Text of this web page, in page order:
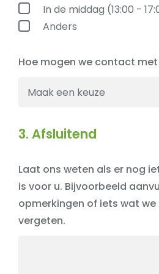
In de middag (13:00 -
Anders
Hoe mogen we contact
3. Afsluitend
Laat ons weten als er nog
is voor u. Bijvoorbeeld
opmerkingen of iets wat
vergeten.